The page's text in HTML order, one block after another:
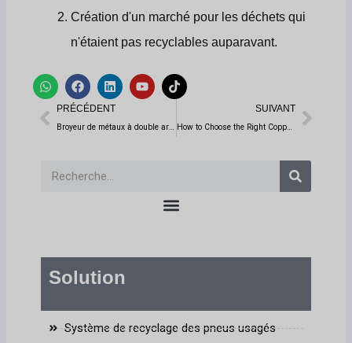
Création d'un marché pour les déchets qui
n'étaient pas recyclables auparavant.
W
h
t
s
F
a
c
b
L
i
n
e
Y
o
u
T
i
o
Prévenir
PRÉCÉDENT
Broyeur de métaux à double arbre : Maximiser l'efficacité du recyclage de la ferraille
SUIVANT
How to Choose the Right Copper Wire Granulator for Mixed Waste Cables
Recherche
Solution
Système de recyclage des pneus usagés